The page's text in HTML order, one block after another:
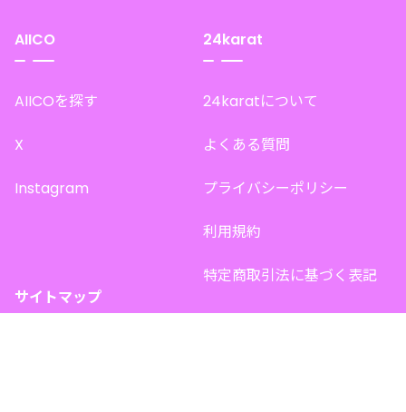
AIICO
AIICOを探す
X
Instagram
24karat
24karatについて
よくある質問
プライバシーポリシー
利用規約
特定商取引法に基づく表記
サイトマップ